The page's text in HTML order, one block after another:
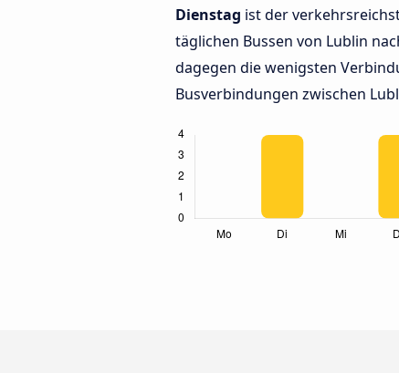
Dienstag ist der
täglichen Bussen von Lublin
dagegen die wenigsten
Busverbindungen zwischen